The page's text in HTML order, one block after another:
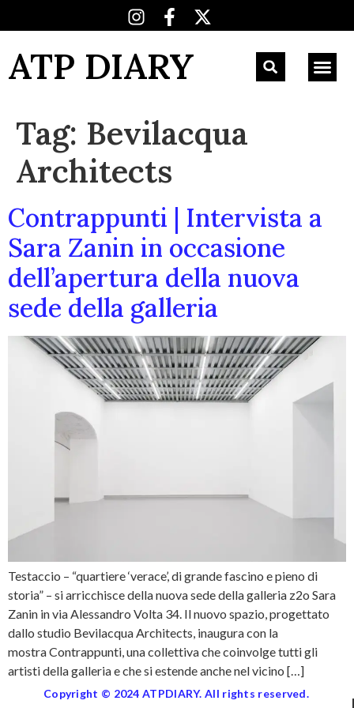
ATP DIARY
Tag: Bevilacqua
Architects
Contrappunti | Intervista a
Sara Zanin in occasione
dell’apertura della nuova
sede della galleria
Testaccio – “quartiere ‘verace’, di grande fascino e pieno di
storia” – si arricchisce della nuova sede della galleria z2o Sara
Zanin in via Alessandro Volta 34. Il nuovo spazio, progettato
dallo studio Bevilacqua Architects, inaugura con la
mostra Contrappunti, una collettiva che coinvolge tutti gli
artisti della galleria e che si estende anche nel vicino […]
Copyright © 2024 ATPDIARY. All rights reserved.